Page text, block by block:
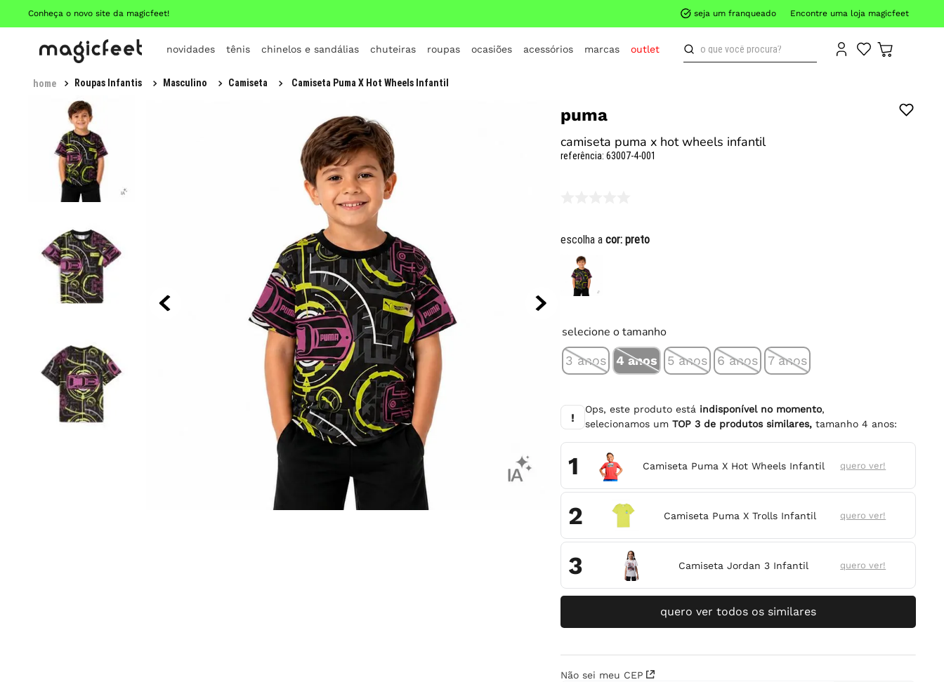
Conheça o novo site da magicfeet! seja um franqueado Encontre uma loja magicfeet
novidades tênis chinelos e sandálias chuteiras roupas ocasiões acessórios marcas outlet
o que você procura?
Roupas Infantis Masculino Camiseta Camiseta Puma X Hot Wheels Infantil
puma
camiseta puma x hot wheels infantil
referência:63007-4-001
escolha acor:preto
selecione o tamanho
3 anos 4 anos 5 anos 6 anos 7 anos
!
Ops, este produto está indisponível no momento,
selecionamos umTOP3 de produtos similares, tamanho4 anos:
1 Camiseta Puma X Hot Wheels Infantil quero ver!
2 Camiseta Puma X Trolls Infantil quero ver!
3 Camiseta Jordan 3 Infantil quero ver!
quero ver todos os similares
Não sei meu CEP
TERMOS MAIS BUSCADOS
2º
jordan
3º
adidas
4º
nike
5º
tenis
6º
7º
all star
8º
vans
9º
new balance
10º chuteira